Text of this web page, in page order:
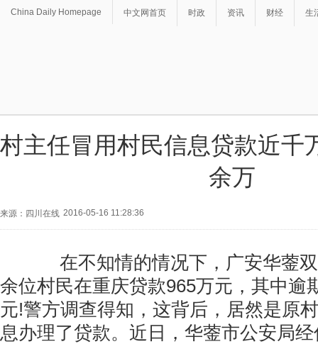
China Daily Homepage 中文网首页 时政 资讯 财经 生
村主任冒用村民信息贷款近千
余万
来源：四川在线 2016-05-16 11:28:36
在不知情的情况下，广安华蓥双
余位村民在重庆贷款965万元，其中逾
元!警方调查得知，这背后，居然是原
息办理了贷款。近日，华蓥市公安局